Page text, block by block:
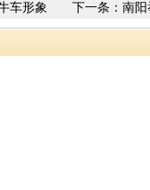
下一条： 南阳
车形象